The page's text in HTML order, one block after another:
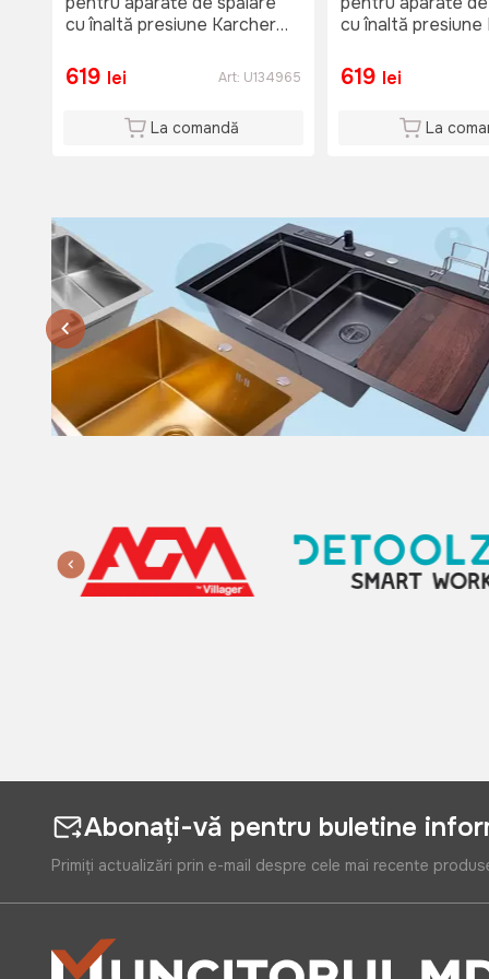
cu înaltă presiune Karcher
619 lei Art: U134965
La comandă
cu înaltă presiune
619 lei
La
Abonați-vă pentru buletine
Primiți actualizări prin e-mail despre cele mai recente